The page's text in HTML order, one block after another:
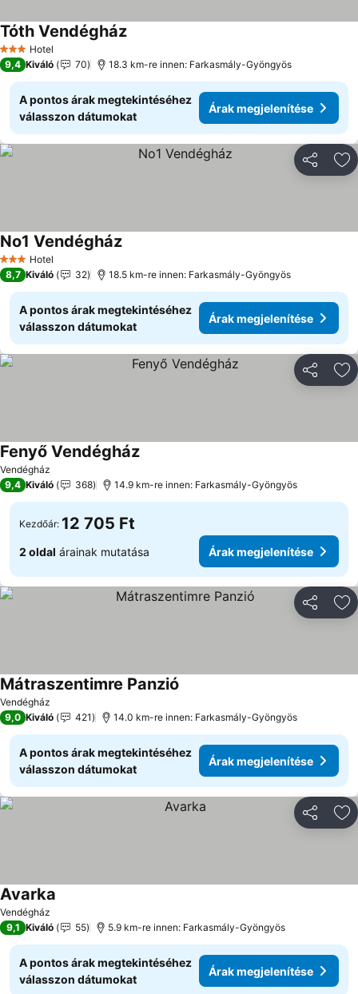
3 Kategória
Hotel
Tóth Vendégház
9,4 Kiváló 70 18.3 km-re innen: Farkasmály-Gyöngyös
A pontos árak megtekintéséhez
válasszon dátumokat
Árak megjelenítése
3 Kategória
Hotel
No1 Vendégház
8,7 Kiváló 32 18.5 km-re innen: Farkasmály-Gyöngyös
A pontos árak megtekintéséhez
válasszon dátumokat
Árak megjelenítése
Vendégház
Fenyő Vendégház
9,4 Kiváló 368 14.9 km-re innen: Farkasmály-Gyöngyös
Kezdőár: 12 705 Ft
2 oldal árainak mutatása Árak megjelenítése
Vendégház
Mátraszentimre Panzió
9,0 Kiváló 421 14.0 km-re innen: Farkasmály-Gyöngyös
A pontos árak megtekintéséhez
válasszon dátumokat
Árak megjelenítése
Vendégház
Avarka
9,1 Kiváló 55 5.9 km-re innen: Farkasmály-Gyöngyös
A pontos árak megtekintéséhez
válasszon dátumokat
Árak megjelenítése